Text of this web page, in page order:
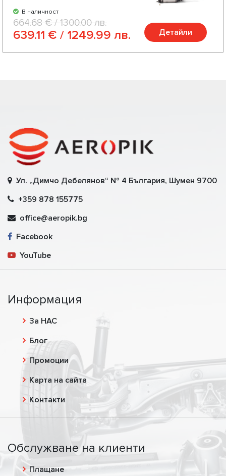
В наличност
664.68 € / 1300.00 лв.
639.11 € / 1249.99 лв. Детайли
Ул. „Димчо Дебелянов“ № 4 България, Шумен 9700
+359 878 155775
office@aeropik.bg
Facebook
YouTube
Информация
За НАС
Блог
Промоции
Карта на сайта
Контакти
Обслужване на клиенти
Плащане